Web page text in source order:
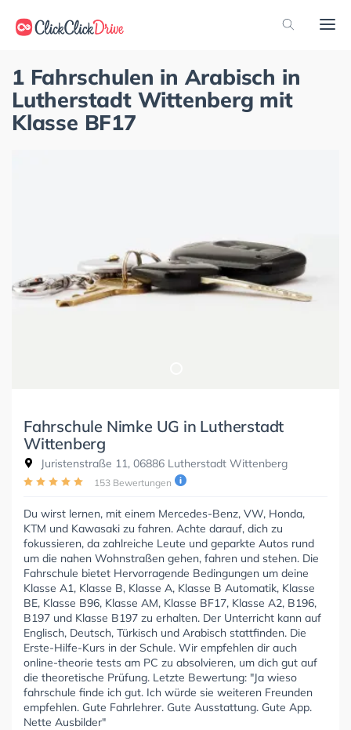
1 Fahrschulen in Arabisch in
Lutherstadt Wittenberg mit
Klasse BF17
Fahrschule Nimke UG in Lutherstadt
Wittenberg
Juristenstraße 11, 06886 Lutherstadt Wittenberg
153 Bewertungen
Du wirst lernen, mit einem Mercedes-Benz, VW, Honda,
KTM und Kawasaki zu fahren. Achte darauf, dich zu
fokussieren, da zahlreiche Leute und geparkte Autos rund
um die nahen Wohnstraßen gehen, fahren und stehen. Die
Fahrschule bietet Hervorragende Bedingungen um deine
Klasse A1, Klasse B, Klasse A, Klasse B Automatik, Klasse
BE, Klasse B96, Klasse AM, Klasse BF17, Klasse A2, B196,
B197 und Klasse B197 zu erhalten. Der Unterricht kann auf
Englisch, Deutsch, Türkisch und Arabisch stattfinden. Die
Erste-Hilfe-Kurs in der Schule. Wir empfehlen dir auch
online-theorie tests am PC zu absolvieren, um dich gut auf
die theoretische Prüfung. Letzte Bewertung: "Ja wieso
fahrschule finde ich gut. Ich würde sie weiteren Freunden
empfehlen. Gute Fahrlehrer. Gute Ausstattung. Gute App.
Nette Ausbilder"